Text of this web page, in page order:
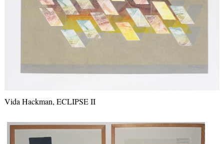
Vida Hackman, ECLIPSE II